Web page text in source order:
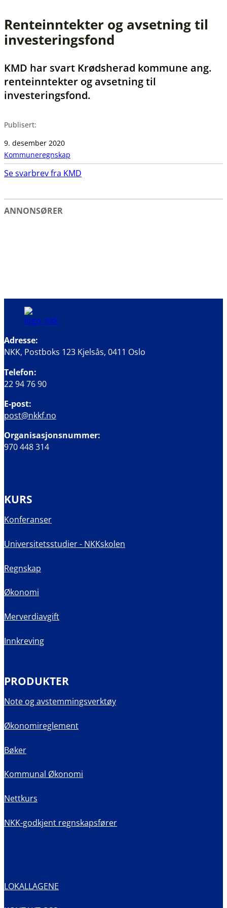
Renteinntekter og avsetning til
investeringsfond
KMD har svart Krødsherad kommune ang.
renteinntekter og avsetning til
investeringsfond.
Publisert:
9. desember 2020
Kommuneregnskap
Se svarbrev fra KMD
ANNONSØRER
Adresse:
NKK, Postboks 123 Kjelsås, 0411 Oslo
Telefon:
22 94 76 90
E-post:
post@nkkf.no
Organisasjonsnummer:
970 448 314
KURS
Konferanser
Universitetsstudier - NKKskolen
Regnskap
Økonomi
Merverdiavgift
Innkreving
PRODUKTER
Note og avstemmingsverktøy
Økonomireglement
Bøker
Kommunal Økonomi
Nettkurs
NKK-godkjent regnskapsfører
LOKALLAGENE